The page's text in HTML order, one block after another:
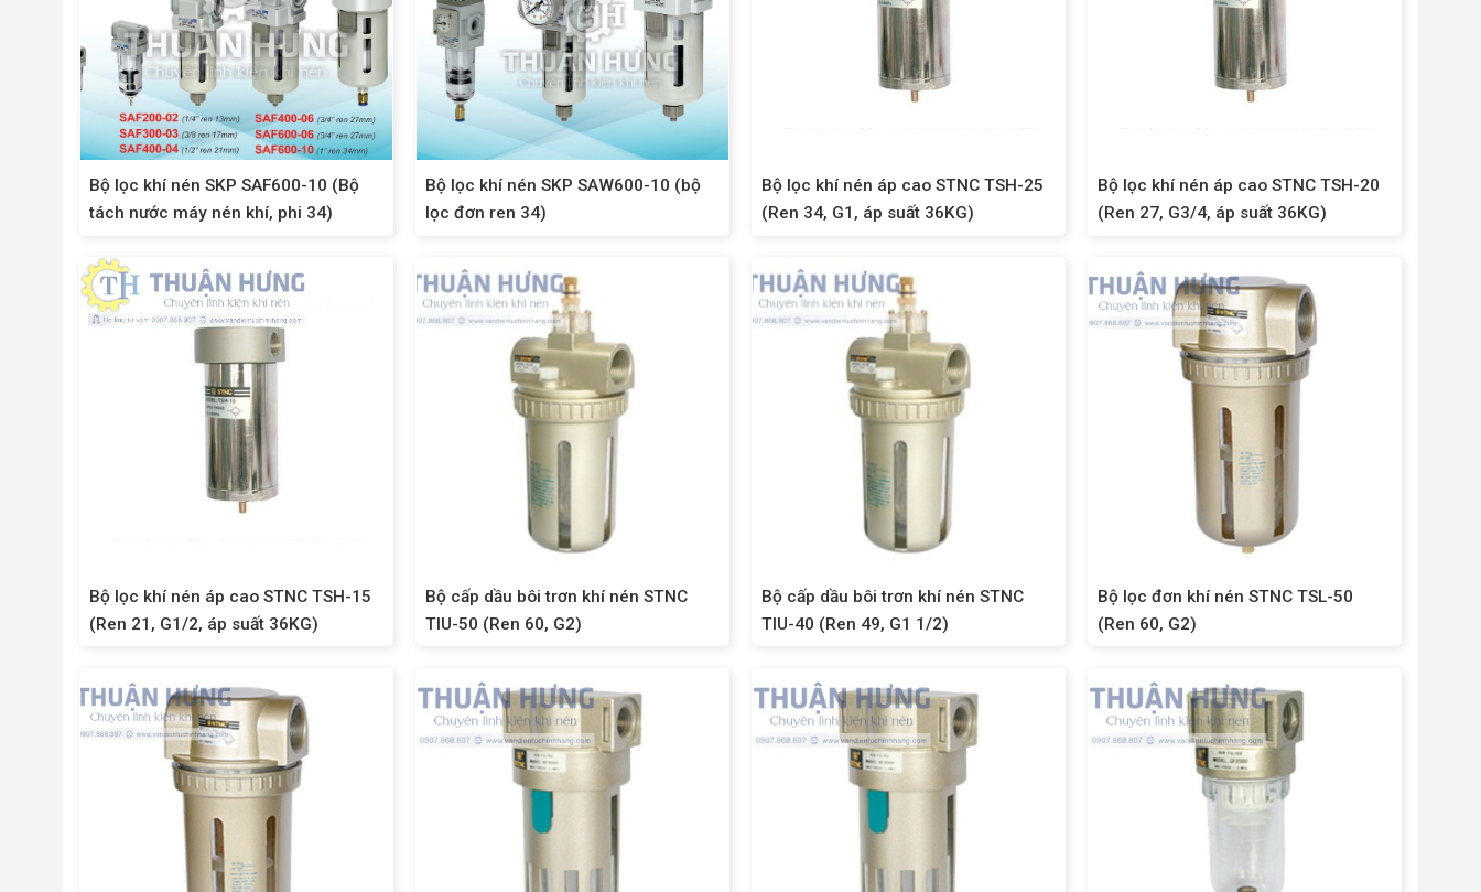
Bộ lọc khí nén SKP SAF600-10 (Bộ
tách nước máy nén khí, phi 34)
Bộ lọc khí nén SKP SAW600-10 (bộ
lọc đơn ren 34)
Bộ lọc khí nén áp cao STNC TSH-25
(Ren 34, G1, áp suất 36KG)
Bộ lọc khí nén áp cao STNC TSH-20
(Ren 27, G3/4, áp suất 36KG)
Bộ lọc khí nén áp cao STNC TSH-15
(Ren 21, G1/2, áp suất 36KG)
Bộ cấp dầu bôi trơn khí nén STNC
TIU-50 (Ren 60, G2)
Bộ cấp dầu bôi trơn khí nén STNC
TIU-40 (Ren 49, G1 1/2)
Bộ lọc đơn khí nén STNC TSL-50
(Ren 60, G2)